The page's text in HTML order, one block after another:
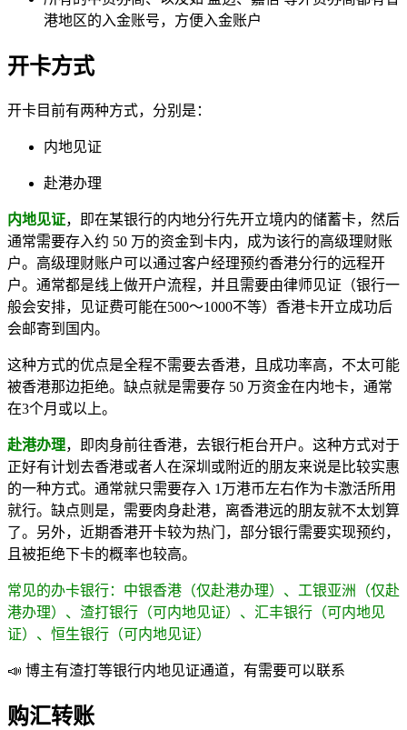
港地区的入金账号，方便入金账户
开卡方式
开卡目前有两种方式，分别是：
内地见证
赴港办理
内地见证，即在某银行的内地分行先开立境内的储蓄卡，然后
通常需要存入约 50 万的资金到卡内，成为该行的高级理财账
户。高级理财账户可以通过客户经理预约香港分行的远程开
户。通常都是线上做开户流程，并且需要由律师见证（银行一
般会安排，见证费可能在500～1000不等）香港卡开立成功后
会邮寄到国内。
这种方式的优点是全程不需要去香港，且成功率高，不太可能
被香港那边拒绝。缺点就是需要存 50 万资金在内地卡，通常
在3个月或以上。
赴港办理，即肉身前往香港，去银行柜台开户。这种方式对于
正好有计划去香港或者人在深圳或附近的朋友来说是比较实惠
的一种方式。通常就只需要存入 1万港币左右作为卡激活所用
就行。缺点则是，需要肉身赴港，离香港远的朋友就不太划算
了。另外，近期香港开卡较为热门，部分银行需要实现预约，
且被拒绝下卡的概率也较高。
常见的办卡银行：中银香港（仅赴港办理）、工银亚洲（仅赴
港办理）、渣打银行（可内地见证）、汇丰银行（可内地见
证）、恒生银行（可内地见证）
📣 博主有渣打等银行内地见证通道，有需要可以联系
购汇转账